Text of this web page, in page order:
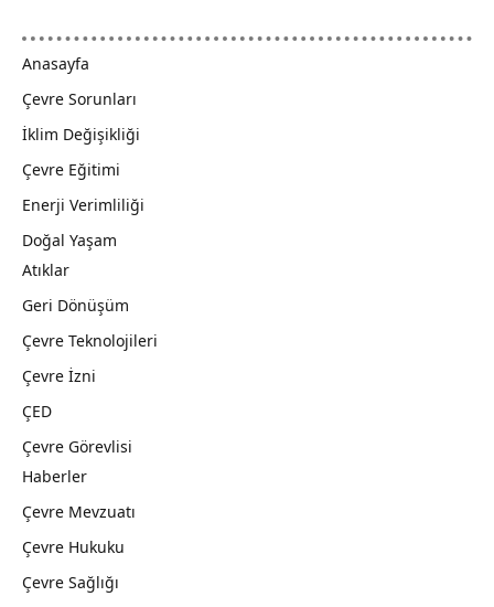
Anasayfa
Çevre Sorunları
İklim Değişikliği
Çevre Eğitimi
Enerji Verimliliği
Doğal Yaşam
Atıklar
Geri Dönüşüm
Çevre Teknolojileri
Çevre İzni
ÇED
Çevre Görevlisi
Haberler
Çevre Mevzuatı
Çevre Hukuku
Çevre Sağlığı